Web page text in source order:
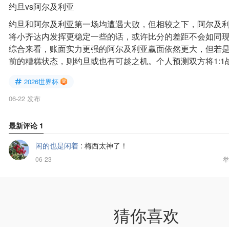
约旦vs阿尔及利亚
约旦和阿尔及利亚第一场均遭遇大败，但相较之下，阿尔及
将小齐达内发挥更稳定一些的话，或许比分的差距不会如同现
综合来看，账面实力更强的阿尔及利亚赢面依然更大，但若
前的糟糕状态，则约旦或也有可趁之机。个人预测双方将1:1
2026世界杯
06-22 发布
最新评论 1
闲的也是闲着 : 梅西太神了！
06-23
猜你喜欢